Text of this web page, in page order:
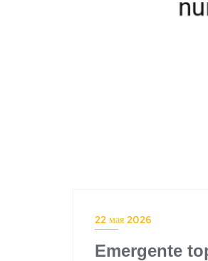
22 мая 2026
Emergente